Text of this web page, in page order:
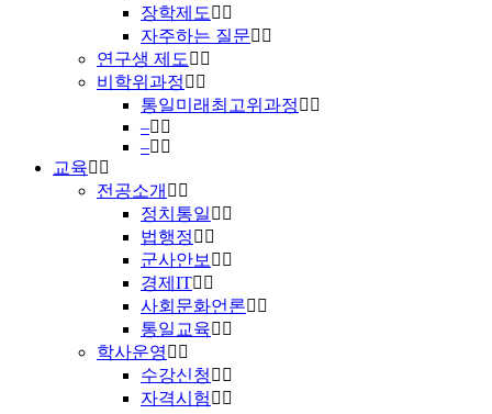
장학제도
자주하는 질문
연구생 제도
비학위과정
통일미래최고위과정
–
–
교육
전공소개
정치통일
법행정
군사안보
경제IT
사회문화언론
통일교육
학사운영
수강신청
자격시험